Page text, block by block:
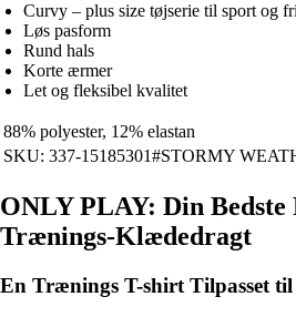
Curvy – plus size tøjserie til sport og
Løs pasform
Rund hals
Korte ærmer
Let og fleksibel kvalitet
88% polyester, 12% elastan
SKU: 337-15185301#STORMY
ONLY PLAY: Din
Trænings-Klædedragt
En Trænings T-shirt Tilpasset